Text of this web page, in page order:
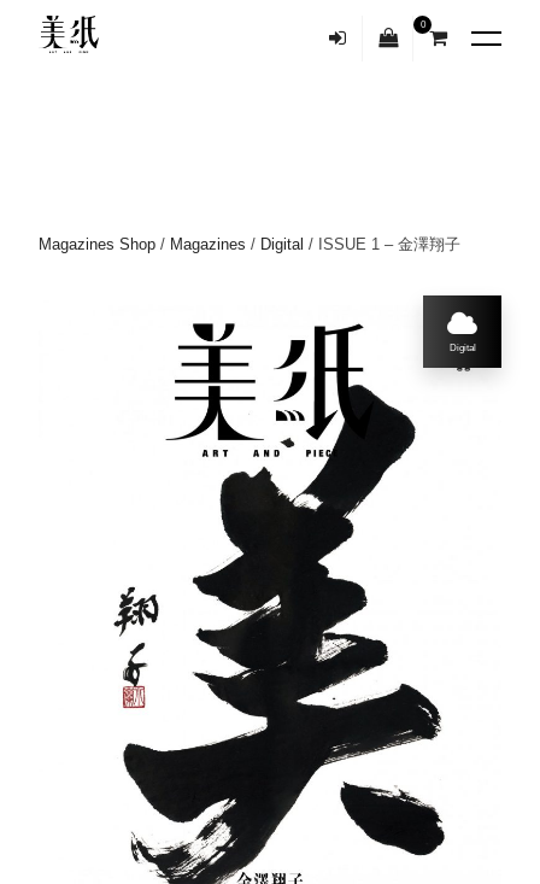
0
Magazines Shop / Magazines / Digital / ISSUE 1 – 金澤翔子
Digital